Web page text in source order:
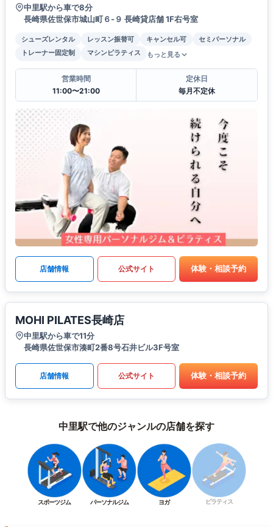
中里駅から車で8分
長崎県佐世保市城山町６-９ 長崎貸店舗 1F右号室
シューズレンタル レッスン振替可 キャンセル可
セミパーソナル
トレーナー固定制
マシンピラティス もっと見る
営業時間
11:00〜21:00
定休日
毎月不定休
店舗情報 公式サイト 体験・相談予約
MOHI PILATES長崎店
中里駅から車で11分
長崎県佐世保市湊町2番8号石井ビル3F号室
店舗情報 公式サイト 体験・相談予約
中里駅で他のジャンルの店舗を探す
スポーツジム パーソナルジム ヨガ ピラティス